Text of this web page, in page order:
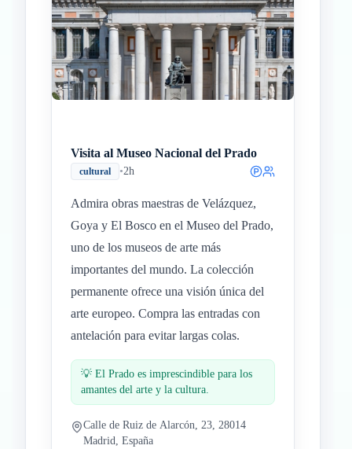
Visita al Museo Nacional del Prado
cultural •2h
Admira obras maestras de Velázquez,
Goya y El Bosco en el Museo del Prado,
uno de los museos de arte más
importantes del mundo. La colección
permanente ofrece una visión única del
arte europeo. Compra las entradas con
antelación para evitar largas colas.
💡 El Prado es imprescindible para los
amantes del arte y la cultura.
Calle de Ruiz de Alarcón, 23, 28014
Madrid, España